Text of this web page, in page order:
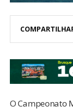
O Campeonato